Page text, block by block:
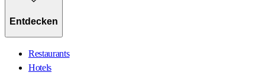
Entdecken
Restaurants
Hotels